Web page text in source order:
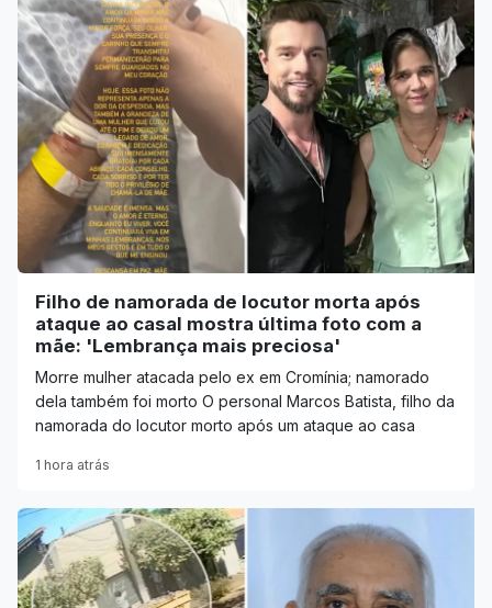
Filho de namorada de locutor morta após
ataque ao casal mostra última foto com a
mãe: 'Lembrança mais preciosa'
Morre mulher atacada pelo ex em Cromínia; namorado
dela também foi morto O personal Marcos Batista, filho da
namorada do locutor morto após um ataque ao casa
1 hora atrás